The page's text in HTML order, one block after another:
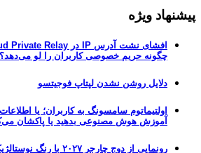
پیشنهاد ویژه
چگونه حریم خصوصی کاربران را لو می‌دهد؟
دلایل روشن نشدن لپتاپ فوجیتسو
اولتیماتوم سامسونگ به کاربران؛ یا
آموزش هوش مصنوعی بدهید یا پاکشان